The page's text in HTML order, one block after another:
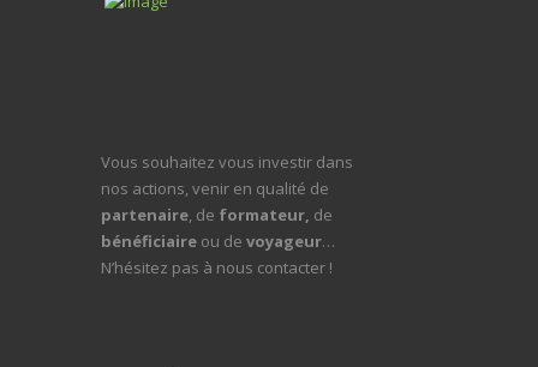
Vous souhaitez vous investir dans
nos actions, venir en qualité de
partenaire , de formateur, de
bénéficiaire ou de voyageur…
N’hésitez pas à nous contacter !